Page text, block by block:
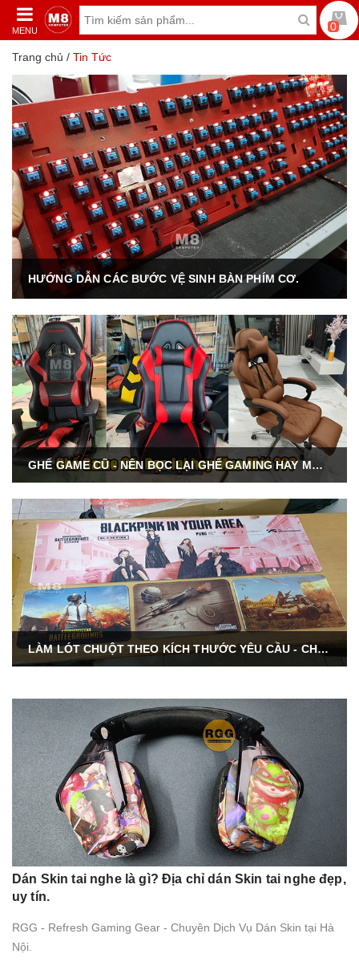
MENU 0
Trang chủ / Tin Tức
HƯỚNG DẪN CÁC BƯỚC VỆ SINH BÀN PHÍM CƠ.
GHẾ GAME CŨ - NÊN BỌC LẠI GHẾ GAMING HAY MUA GHẾ GAMING MỚI???
LÀM LÓT CHUỘT THEO KÍCH THƯỚC YÊU CẦU - CHƯA BAO GIỜ DỄ DÀNG ĐẾN VẬY !!!
Dán Skin tai nghe là gì? Địa chỉ dán Skin tai nghe đẹp,
uy tín.
RGG - Refresh Gaming Gear - Chuyên Dịch Vụ Dán Skin tại Hà
Nội.